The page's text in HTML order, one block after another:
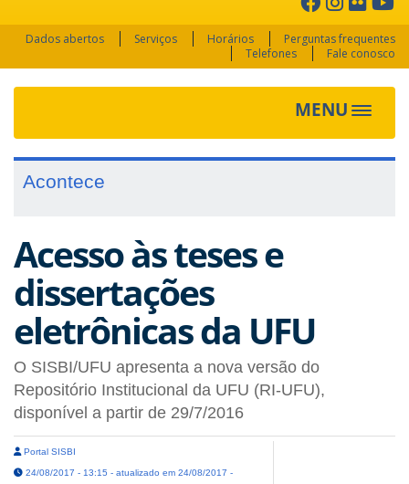
Dados abertos Serviços Horários
Perguntas frequentes
Telefones
Fale conosco
MENU Toggle
Acontece
Acesso às teses e
dissertações
eletrônicas da UFU
O SISBI/UFU apresenta a nova versão do
Repositório Institucional da UFU (RI-UFU),
disponível a partir de 29/7/2016
Portal SISBI
24/08/2017 - 13:15 - atualizado em 24/08/2017 -